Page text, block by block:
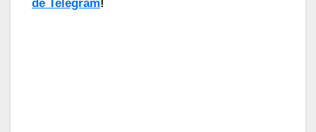
de Telegram!